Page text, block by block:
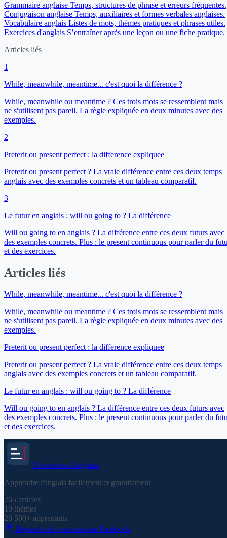
Grammaire anglaise Temps, structures de phrase et erreurs fréquentes.
Conjugaison anglaise Temps, auxiliaires et formes verbales anglaises.
Vocabulaire anglais Listes de mots, thèmes pratiques et phrases utiles.
Exercices d'anglais S’entraîner après une leçon ou une fiche pratique.
Articles liés
1
While, meanwhile, meantime... c'est quoi la différence ?
While, meanwhile ou meantime ? Ces trois mots se ressemblent mais
ne s'utilisent pas pareil. La règle expliquée en deux minutes avec des
exemples.
2
Preterit ou present perfect : la difference expliquee
Preterit ou present perfect ? La vraie différence entre ces deux temps
anglais avec des exemples concrets et un tableau comparatif.
3
Le futur en anglais : will ou going to ? La différence
Will ou going to en anglais ? La différence entre ces deux futurs avec
des exemples concrets. Plus : le present continuous pour parler du
et des exercices.
Articles liés
While, meanwhile, meantime... c'est quoi la différence ?
While, meanwhile ou meantime ? Ces trois mots se ressemblent mais
ne s'utilisent pas pareil. La règle expliquée en deux minutes avec des
exemples.
Preterit ou present perfect : la difference expliquee
Preterit ou present perfect ? La vraie différence entre ces deux temps
anglais avec des exemples concrets et un tableau comparatif.
Le futur en anglais : will ou going to ? La différence
Will ou going to en anglais ? La différence entre ces deux futurs avec
des exemples concrets. Plus : le present continuous pour parler du
et des exercices.
Expression Anglaise
Apprendre l'anglais facilement et gratuitement
265 articles
10 thèmes
20 500+ apprenants
Rejoindre la communauté Facebook